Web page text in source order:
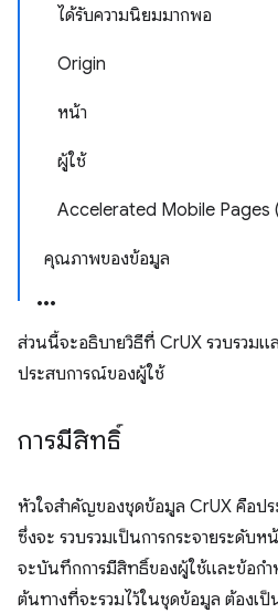
ได้รับความนิยมมากพอ
Origin
หน้า
ผู้ใช้
Accelerated Mobile Pages
คุณภาพของข้อมูล
ส่วนนี้จะอธิบายวิธีที่ CrUX รวบรวมแ
ประสบการณ์ของผู้ใช้
การมีสิทธิ์
หัวใจสำคัญของชุดข้อมูล CrUX คือป
ซึ่งจะ รวบรวมเป็นการกระจายระดับ
จะบันทึกการมีสิทธิ์ของผู้ใช้และข้อกำ
ต้นทางที่จะรวมไว้ในชุดข้อมูล ต้องเ